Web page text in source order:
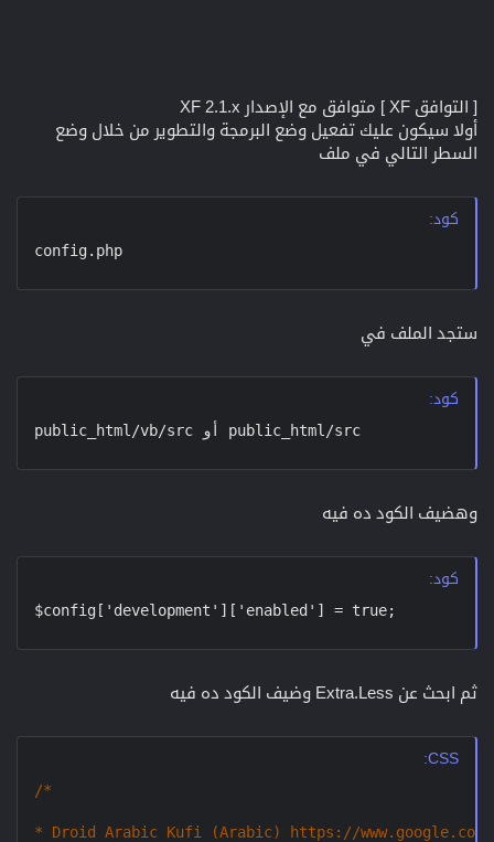
[ التوافق XF ] متوافق مع الإصدار XF 2.1.x
أولا سيكون عليك تفعيل وضع البرمجة والتطوير من خلال وضع
السطر التالي في ملف
كود:
config.php
ستجد الملف في
كود:
public_html/vb/src أو public_html/src
وهضيف الكود ده فيه
كود:
$config['development']['enabled'] = true;
ثم ابحث عن Extra.Less وضيف الكود ده فيه
CSS:
/*
* Droid Arabic Kufi (Arabic) https://